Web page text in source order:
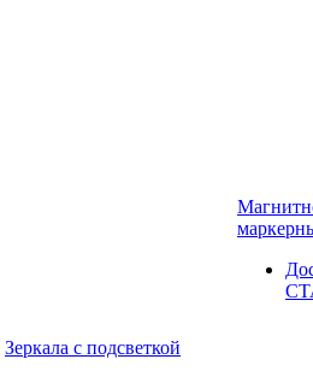
Зеркала с подсветкой